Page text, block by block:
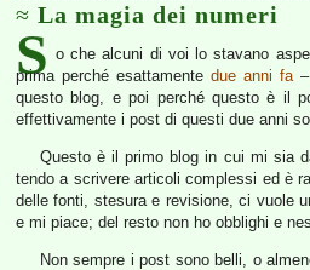
La magia dei numeri
S o che alcuni di voi lo stavano
prima perché esattamente due anni fa–
questo blog, e poi perché questo è il
effettivamente i post di questi due anni
Questo è il primo blog in cui mi sia
tendo a scrivere articoli complessi ed è
delle fonti, stesura e revisione, ci vuole
e mi piace; del resto non ho obblighi e
Non sempre i post sono belli, o